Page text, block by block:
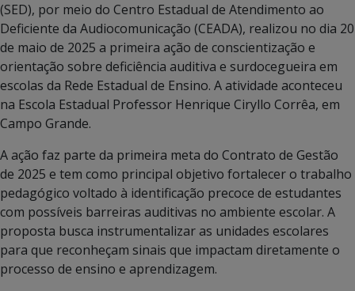
(SED), por meio do Centro Estadual de Atendimento ao
Deficiente da Audiocomunicação (CEADA), realizou no dia 20
de maio de 2025 a primeira ação de conscientização e
orientação sobre deficiência auditiva e surdocegueira em
escolas da Rede Estadual de Ensino. A atividade aconteceu
na Escola Estadual Professor Henrique Ciryllo Corrêa, em
Campo Grande.
A ação faz parte da primeira meta do Contrato de Gestão
de 2025 e tem como principal objetivo fortalecer o trabalho
pedagógico voltado à identificação precoce de estudantes
com possíveis barreiras auditivas no ambiente escolar. A
proposta busca instrumentalizar as unidades escolares
para que reconheçam sinais que impactam diretamente o
processo de ensino e aprendizagem.